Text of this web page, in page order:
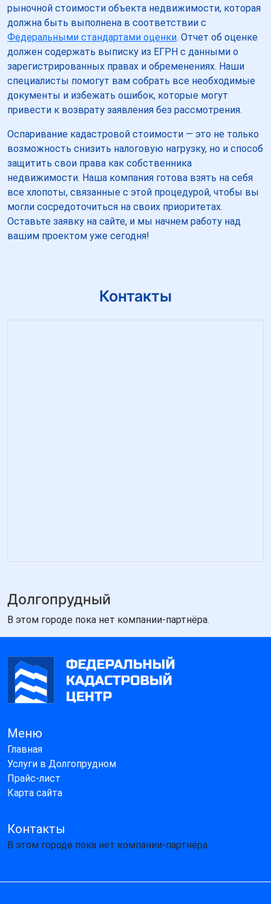
рыночной стоимости объекта недвижимости, которая
должна быть выполнена в соответствии с
Федеральными стандартами оценки. Отчет об оценке
должен содержать выписку из ЕГРН с данными о
зарегистрированных правах и обременениях. Наши
специалисты помогут вам собрать все необходимые
документы и избежать ошибок, которые могут
привести к возврату заявления без рассмотрения.
Оспаривание кадастровой стоимости — это не только
возможность снизить налоговую нагрузку, но и способ
защитить свои права как собственника
недвижимости. Наша компания готова взять на себя
все хлопоты, связанные с этой процедурой, чтобы вы
могли сосредоточиться на своих приоритетах.
Оставьте заявку на сайте, и мы начнем работу над
вашим проектом уже сегодня!
Контакты
Долгопрудный
В этом городе пока нет компании-партнёра.
Меню
Главная
Услуги в Долгопрудном
Прайс-лист
Карта сайта
Контакты
В этом городе пока нет компании-партнёра.